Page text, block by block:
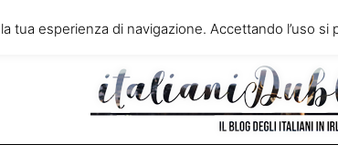
tua esperienza di navigazione. Accettando l’uso